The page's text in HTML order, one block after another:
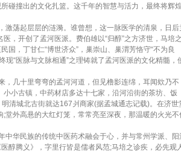
碰撞出的文化扎篮。这千年的智慧与活力，最终将辉
荡起层层的涟漪。谁曾想，这一脉医学的清泉，日后
，开创了孟河医派。费伯雄以“归醇”之方济世，马培
国，丁甘仁“博世济众”，巢崇山、巢渭芳恪守“不为良
“医脉与文脉相通”之理铸就了孟河医派的文化精髓，
几十里弯弯的孟河河道，但见橹影连绵，耳闻欸乃不
小古镇，中药材店多达十七家，沿河沿街的茶坊、饭
清城北古街就达167爿商家(据孟城通志记载)。在济世
堂外高悬的大红灯笼，常常亮至深夜，那温暖的火光不
华民族的传统中医药术融会于心，并与常州学派、阳
醇腾义》，字里行皆是儒者风范;马培之诊疾，必先观